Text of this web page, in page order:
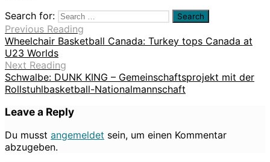
Search for:
Previous Reading
Wheelchair Basketball Canada: Turkey tops Canada at
U23 Worlds
Next Reading
Schwalbe: DUNK KING – Gemeinschaftsprojekt mit der
Rollstuhlbasketball-Nationalmannschaft
Leave a Reply
Du musst angemeldet sein, um einen Kommentar
abzugeben.